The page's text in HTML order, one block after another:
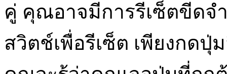
คู่ คุณอาจมีการรีเซ็ตขีดจ
สวิตช์เพื่อรีเซ็ต เพียงกดปุ่